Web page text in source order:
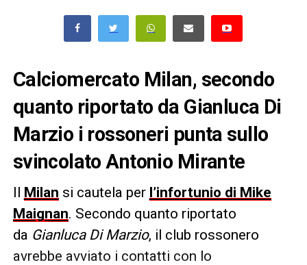
Calciomercato Milan, secondo
quanto riportato da Gianluca Di
Marzio i rossoneri punta sullo
svincolato Antonio Mirante
Il Milan si cautela per l’infortunio di Mike
Maignan. Secondo quanto riportato
da Gianluca Di Marzio, il club rossonero
avrebbe avviato i contatti con lo